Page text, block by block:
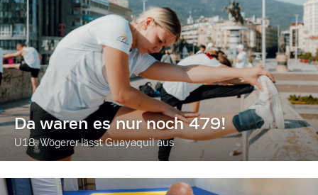
Da waren es nur noch 479!
U18: Wögerer lässt Guayaquil aus